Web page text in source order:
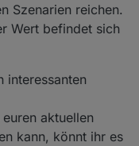
Szenarien reichen.
Wert befindet sich
interessanten
aktuellen
kann, könnt ihr es